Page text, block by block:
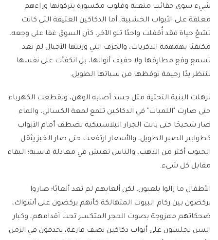
شيء سوى حقائب متعبة وقلوب مكسورة يتركونها وراءهم
معلقة على الأبواب الخشبية، أما الدكاكين العتيقة التي كانت
تشعّ حياة فقد أُقفلت واحدًا تلو الآخر، كأن السوق غفا على وجعه،
مكتفيًا بهمهمة الذكريات، والحِرَف التي ورثتها الأجيال لم تعد
تسمع وقع مطارقها ولا حفيف أنوالها، بل انكفأت على نفسها
تنتظر يدًا رحيمة توقظها من سباتها الطويل.
ترهلت البنية التحتية مثل جسد أصابه الوهن، وتقطعت الكهرباء
حتى صارت "اللمبات" في الدكاكين تلمع لمعة الكسالى، والماء
صار شحيحًا حتى باتت الجرار البلاستيكية تصطف أمام الأبواب
كطوابير الصبر الطويل، والأسعار ارتفعت حتى صار الخبز يثقل
الجيوب أكثر من الذهب، والناس تعيش في معادلة قاسية؛ البقاء
مقابل كل شيء.
الأطفال ما زالوا يلعبون، لكن ألعابهم لم تعد ألعابًا؛ صاروا
يركضون بين ركام البيوت المتهالكة كأنهم يركضون على أشواك،
ضحكاتهم ممزوجة بصوت الحجر المتكسر تحت أقدامهم، وكبار
السن يجلسون على أبواب دكاكين نصف فارغة، يحدقون في الزمن